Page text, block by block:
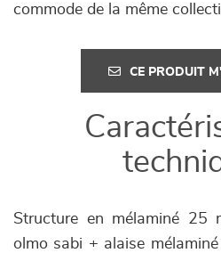
commode de la même
CE PRODUIT
Structure en mélaminé 25
olmo sabi + alaise